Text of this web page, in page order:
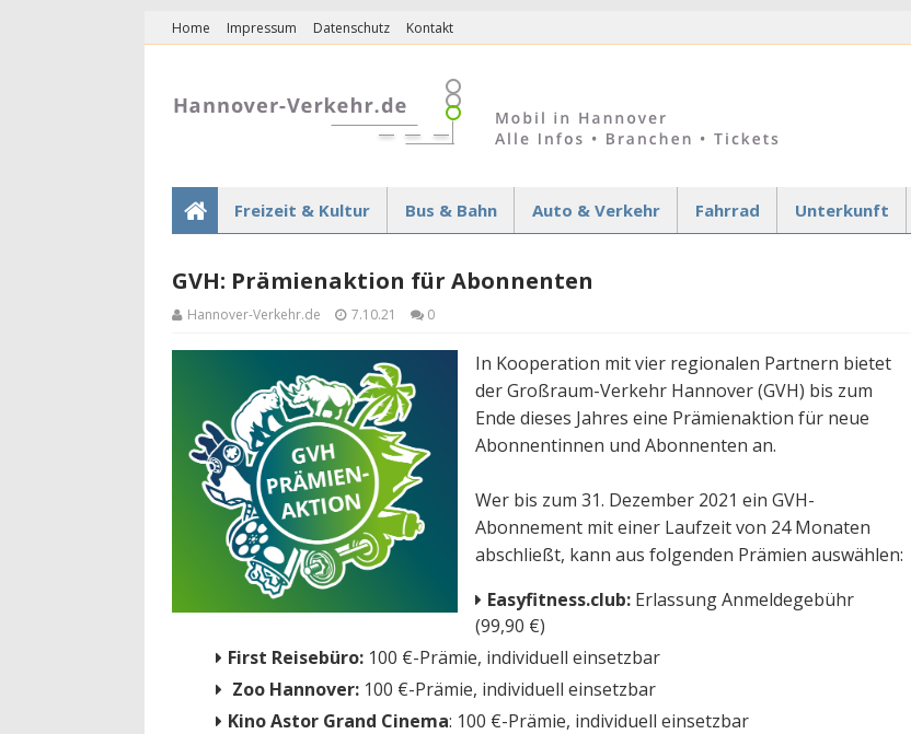
Home Impressum Datenschutz Kontakt
Freizeit & Kultur Bus & Bahn Auto & Verkehr Fahrrad Unterkunft
GVH: Prämienaktion für Abonnenten
Hannover-Verkehr.de 7.10.21 0
In Kooperation mit vier regionalen Partnern bietet
der Großraum-Verkehr Hannover (GVH) bis zum
Ende dieses Jahres eine Prämienaktion für neue
Abonnentinnen und Abonnenten an.
Wer bis zum 31. Dezember 2021 ein GVH-
Abonnement mit einer Laufzeit von 24 Monaten
abschließt, kann aus folgenden Prämien auswählen:
Easyfitness.club: Erlassung Anmeldegebühr
(99,90 €)
First Reisebüro: 100 €-Prämie, individuell einsetzbar
Zoo Hannover: 100 €-Prämie, individuell einsetzbar
Kino Astor Grand Cinema: 100 €-Prämie, individuell einsetzbar